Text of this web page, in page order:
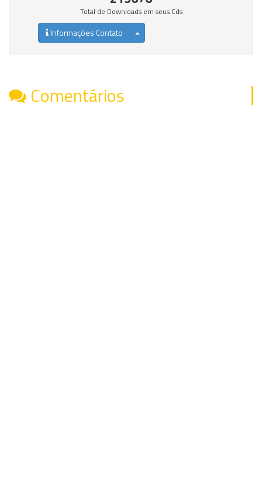
Total de Downloads em seus Cds
Informações Contato
Comentários